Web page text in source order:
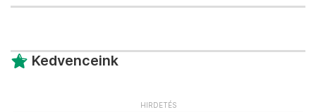
Kedvenceink